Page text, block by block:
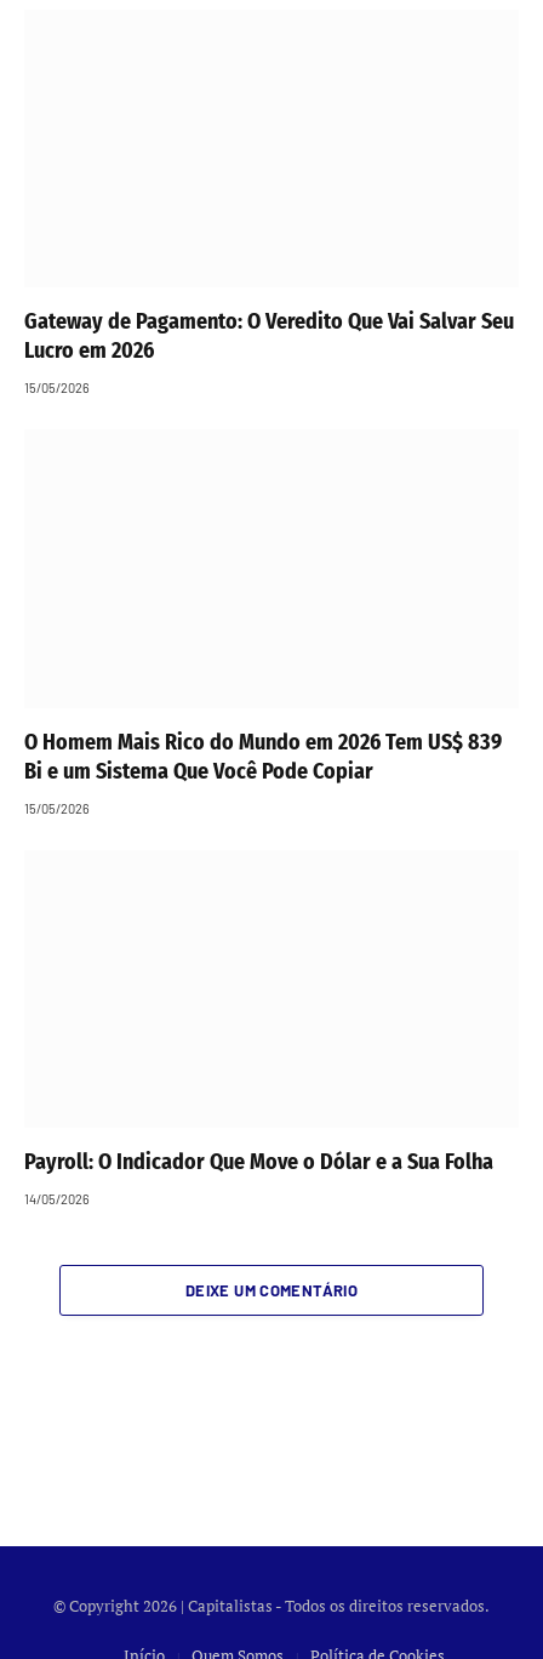
Gateway de Pagamento: O Veredito Que Vai Salvar Seu
Lucro em 2026
15/05/2026
O Homem Mais Rico do Mundo em 2026 Tem US$ 839
Bi e um Sistema Que Você Pode Copiar
15/05/2026
Payroll: O Indicador Que Move o Dólar e a Sua Folha
14/05/2026
DEIXE UM COMENTÁRIO
© Copyright 2026 | Capitalistas - Todos os direitos reservados.